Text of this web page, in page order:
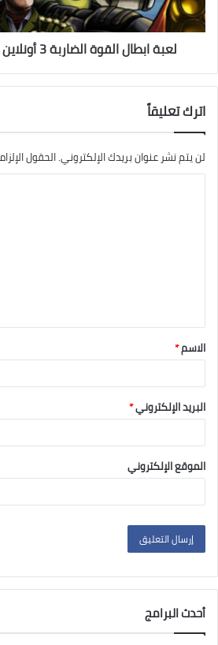
لعبة ابطال القوة الضاربة 3 أونلاين بجودة عالية 2020
اترك تعليقاً
لن يتم نشر عنوان بريدك الإلكتروني.الحقول
الاسم*
البريد الإلكتروني*
الموقع الإلكتروني
أحدث البرامج